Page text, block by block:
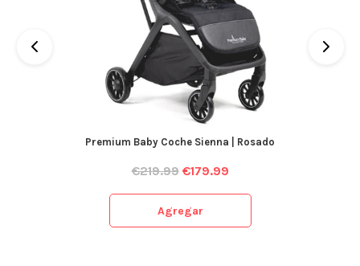
Premium Baby Coche Sienna | Rosado
€219.99 €179.99
Agregar